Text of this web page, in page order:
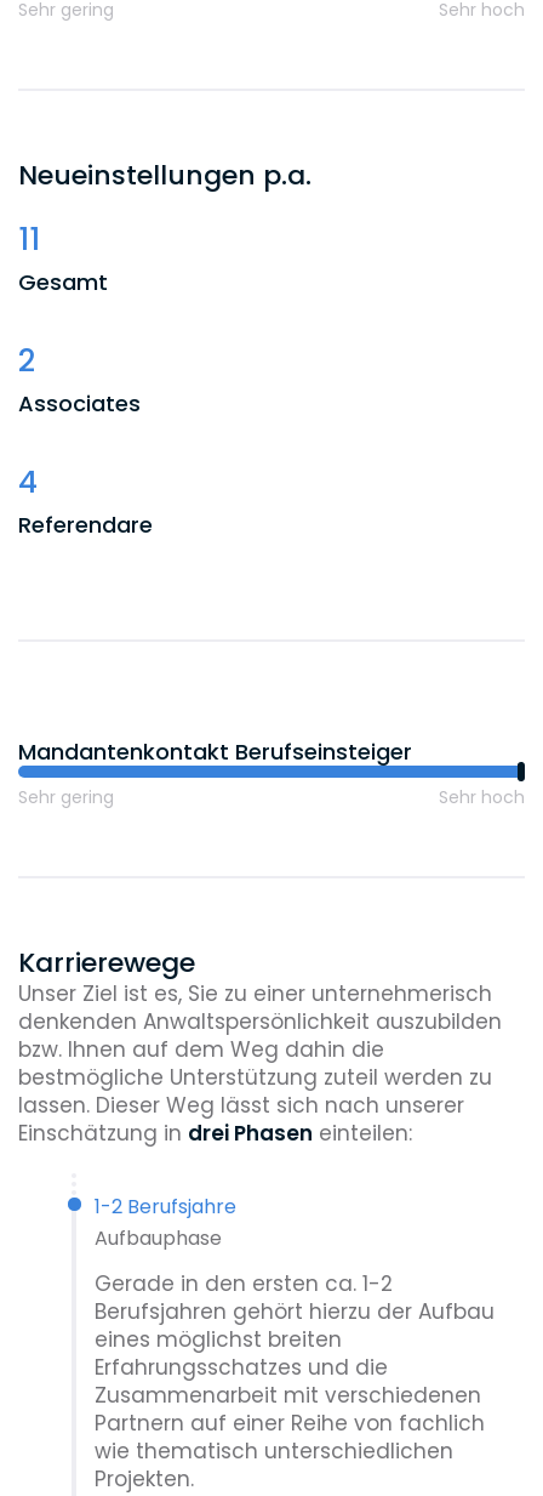
Sehr gering Sehr hoch
Neueinstellungen p.a.
11
Gesamt
2
Associates
4
Referendare
Wissenschaftliche Mitarbeiter
Mandantenkontakt Berufseinsteiger
Sehr gering Sehr hoch
Karrierewege
Unser Ziel ist es, Sie zu einer unternehmerisch
denkenden Anwaltspersönlichkeit auszubilden
bzw. Ihnen auf dem Weg dahin die
bestmögliche Unterstützung zuteil werden zu
lassen. Dieser Weg lässt sich nach unserer
Einschätzung in drei Phasen einteilen:
1-2 Berufsjahre
Aufbauphase
Gerade in den ersten ca. 1-2
Berufsjahren gehört hierzu der Aufbau
eines möglichst breiten
Erfahrungsschatzes und die
Zusammenarbeit mit verschiedenen
Partnern auf einer Reihe von fachlich
wie thematisch unterschiedlichen
Projekten.